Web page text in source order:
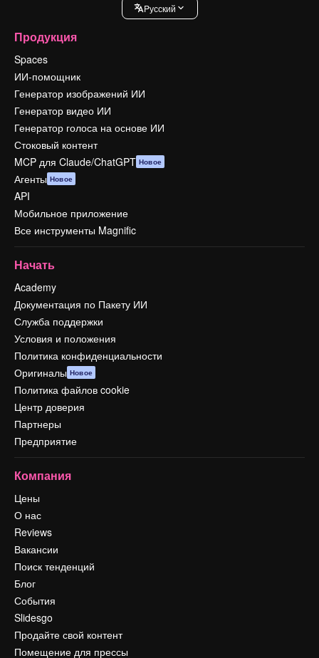
Pусский
Продукция
Spaces
ИИ-помощник
Генератор изображений ИИ
Генератор видео ИИ
Генератор голоса на основе ИИ
Стоковый контент
MCP для Claude/ChatGPT Новое
Агенты Новое
API
Мобильное приложение
Все инструменты Magnific
Начать
Academy
Документация по Пакету ИИ
Служба поддержки
Условия и положения
Политика конфиденциальности
Оригиналы Новое
Политика файлов cookie
Центр доверия
Партнеры
Предприятие
Компания
Цены
О нас
Reviews
Вакансии
Поиск тенденций
Блог
События
Slidesgo
Продайте свой контент
Помещение для прессы